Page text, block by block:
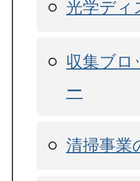
光学ディ
収集ブロ
ー
清掃事業